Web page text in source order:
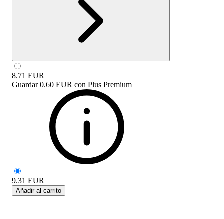
8.71 EUR
Guardar 0.60 EUR con Plus Premium
9.31 EUR
Añadir al carrito